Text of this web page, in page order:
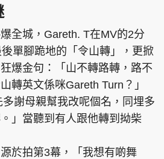
全城，Gareth. T在MV的2分
單腳跪地的「令山轉」，更掀
爆金句：「山不轉路轉，路不
轉英文係咪Gareth Turn？」
謝母親幫我改呢個名，同埋多
」當聽到有人跟他轉到拗柴
於拍第3幕，「我想有啲舞